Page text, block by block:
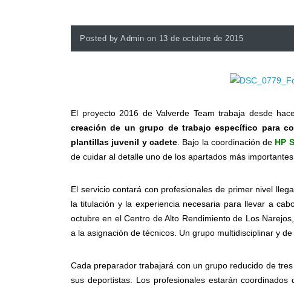
Posted by Admin on 13 de octubre de 2015
El proyecto 2016 de Valverde Team trabaja desde
creación de un grupo de trabajo específico para
plantillas juvenil y cadete. Bajo la coordinación de HP
de cuidar al detalle uno de los apartados más
El servicio contará con profesionales de primer nivel
la titulación y la experiencia necesaria para llevar a
octubre en el Centro de Alto Rendimiento de Los
a la asignación de técnicos. Un grupo multidisciplinar y
Cada preparador trabajará con un grupo reducido de
sus deportistas. Los profesionales estarán coordinados